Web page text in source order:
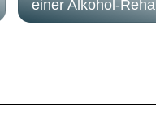
einer Alkohol-Reha